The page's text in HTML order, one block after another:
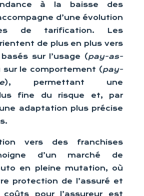
à la baisse des
d’une évolution
de tarification. Les
de plus en plus vers
sur l’usage (pay-as-
sur le comportement (pay-
), permettant une
fine du risque et, par
adaptation plus précise
vers des franchises
d’un marché de
en pleine mutation, où
protection de l’assuré et
pour l’assureur est